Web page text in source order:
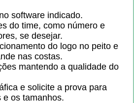
software indicado.
do time, como número e
se desejar.
do logo no peito e
nas costas.
mantendo a qualidade do
e solicite a prova para
e os tamanhos.